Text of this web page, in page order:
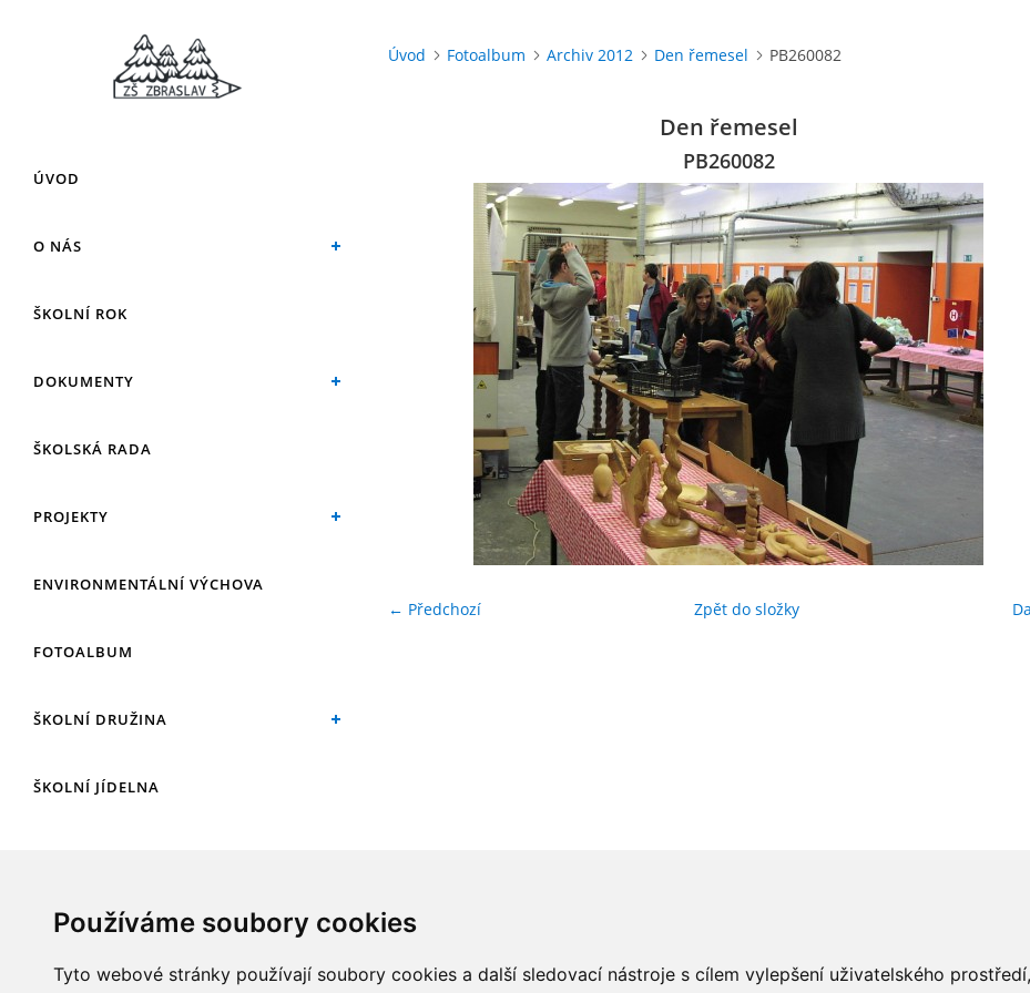
Používáme soubory cookies
Tyto webové stránky používají soubory cookies a další sledovací nástroje s cílem vylepšení uživatelského
ÚVOD
O NÁS
ŠKOLNÍ ROK
DOKUMENTY
ŠKOLSKÁ RADA
PROJEKTY
ENVIRONMENTÁLNÍ VÝCHOVA
FOTOALBUM
ŠKOLNÍ DRUŽINA
ŠKOLNÍ JÍDELNA
KROUŽKY
Úvod Fotoalbum Archiv 2012 Den řemesel PB260082
Den řemesel
PB260082
← Předchozí Zpět do složky